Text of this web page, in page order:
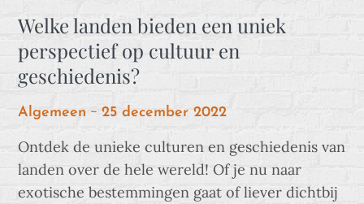
Welke landen bieden een uniek
perspectief op cultuur en
geschiedenis?
Algemeen
Posted
25 december 2022
Ontdek de unieke culturen en geschiedenis van
landen over de hele wereld! Of je nu naar
exotische bestemmingen gaat of liever dichtbij